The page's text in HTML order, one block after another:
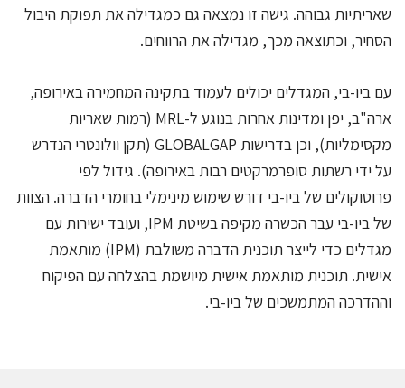
שאריתיות גבוהה. גישה זו נמצאה גם כמגדילה את תפוקת היבול
הסחיר, וכתוצאה מכך, מגדילה את הרווחים.
עם ביו-בי, המגדלים יכולים לעמוד בתקינה המחמירה באירופה,
ארה"ב, יפן ומדינות אחרות בנוגע ל-MRL (רמות שאריות
מקסימליות), וכן בדרישות GLOBALGAP (תקן וולונטרי הנדרש
על ידי רשתות סופרמרקטים רבות באירופה). גידול לפי
פרוטוקולים של ביו-בי דורש שימוש מינימלי בחומרי הדברה. הצוות
של ביו-בי עבר הכשרה מקיפה בשיטת IPM, ועובד ישירות עם
מגדלים כדי לייצר תוכנית הדברה משולבת (IPM) מותאמת
אישית. תוכנית מותאמת אישית מיושמת בהצלחה עם הפיקוח
וההדרכה המתמשכים של ביו-בי.